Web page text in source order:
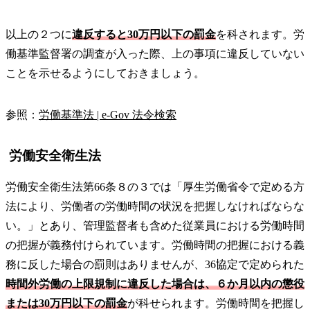
以上の２つに違反すると30万円以下の罰金を科されます。労
働基準監督署の調査が入った際、上の事項に違反していない
ことを示せるようにしておきましょう。
参照： 労働基準法 | e-Gov 法令検索
労働安全衛生法
労働安全衛生法第66条８の３では「厚生労働省令で定める方
法により、労働者の労働時間の状況を把握しなければならな
い。」とあり、管理監督者も含めた従業員における労働時間
の把握が義務付けられています。労働時間の把握における義
務に反した場合の罰則はありませんが、36協定で定められた
時間外労働の上限規制に違反した場合は、６か月以内の懲役
または30万円以下の罰金が科せられます。労働時間を把握し